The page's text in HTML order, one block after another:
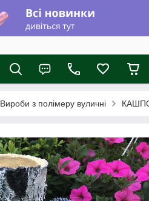
Вироби з полімеру вуличні